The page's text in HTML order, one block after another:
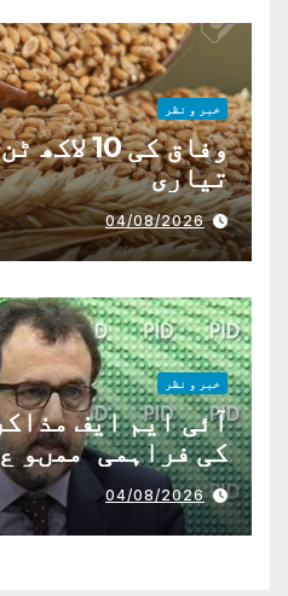
خبر و نظر
وفاق کی
تیاری
04/08/2026
خبر و نظر
آئی ایم ایف
کی فراہمی
04/08/2026